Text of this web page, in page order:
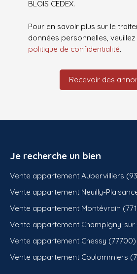
BLOIS CEDEX.
Pour en savoir plus sur le
données personnelles,
politique de confidentialité.
Recevoir des
Je recherche un bien
Vente appartement Aubervilliers
Vente appartement Neuilly-
Vente appartement Montévrain
Vente appartement Champigny-
Vente appartement Chessy (77700)
Vente appartement Coulommiers